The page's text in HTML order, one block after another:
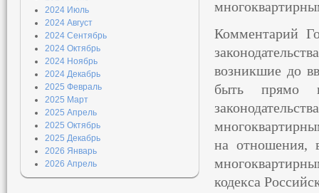
Комментарий
возникшие до
быть прямо
на отношения,
кодекса
2024 Июль
2024 Август
2024 Сентябрь
2024 Октябрь
2024 Ноябрь
2024 Декабрь
2025 Февраль
2025 Март
2025 Апрель
2025 Октябрь
2025 Декабрь
2026 Январь
2026 Апрель